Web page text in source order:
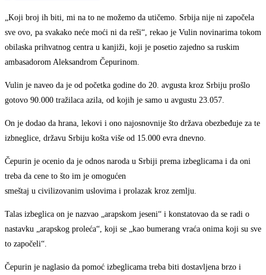
„Koji broj ih biti, mi na to ne možemo da utičemo. Srbija nije ni započela
sve ovo, pa svakako neće moći ni da reši“, rekao je Vulin novinarima tokom
obilaska prihvatnog centra u kanjiži, koji je posetio zajedno sa ruskim
ambasadorom Aleksandrom Čepurinom.
Vulin je naveo da je od početka godine do 20. avgusta kroz Srbiju prošlo
gotovo 90.000 tražilaca azila, od kojih je samo u avgustu 23.057.
On je dodao da hrana, lekovi i ono najosnovnije što država obezbeđuje za te
izbneglice, državu Srbiju košta više od 15.000 evra dnevno.
Čepurin je ocenio da je odnos naroda u Srbiji prema izbeglicama i da oni
treba da cene to što im je omogućen
smeštaj u civilizovanim uslovima i prolazak kroz zemlju.
Talas izbeglica on je nazvao „arapskom jeseni“ i konstatovao da se radi o
nastavku „arapskog proleća“, koji se „kao bumerang vraća onima koji su sve
to započeli“.
Čepurin je naglasio da pomoć izbeglicama treba biti dostavljena brzo i